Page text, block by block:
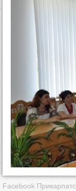
Facebook